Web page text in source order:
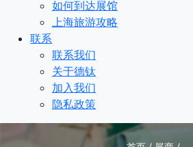
如何到达展馆
上海旅游攻略
联系
联系我们
关于德钛
加入我们
隐私政策